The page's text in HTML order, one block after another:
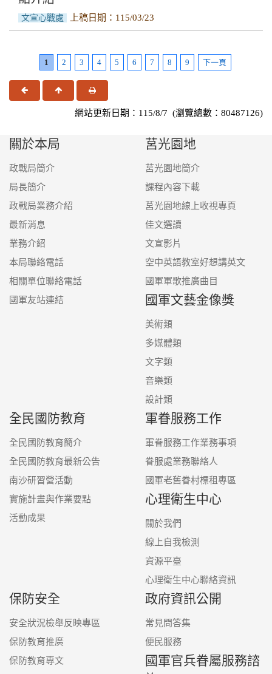
文宣心戰處 上稿日期：115/03/23
1 2 3 4 5 6 7 8 9 下一頁
上一頁 回頂端 友善列印
網站更新日期：115/8/7 (瀏覽總數：80487126)
關於本局
政戰局簡介
局長簡介
政戰局業務介紹
最新消息
業務介紹
本局聯絡電話
相關單位聯絡電話
國軍友站連結
莒光園地
莒光園地簡介
課程內容下載
莒光園地線上收視專頁
佳文選讀
文宣影片
空中英語教室好想講英文
國軍軍歌推廣曲目
國軍文藝金像獎
美術類
多媒體類
文字類
音樂類
設計類
全民國防教育
全民國防教育簡介
全民國防教育最新公告
南沙研習營活動
實施計畫與作業要點
活動成果
軍眷服務工作
軍眷服務工作業務事項
眷服處業務聯絡人
國軍老舊眷村標租專區
心理衛生中心
關於我們
線上自我檢測
資源平臺
心理衛生中心聯絡資訊
保防安全
安全狀況檢舉反映專區
保防教育推廣
保防教育專文
政府資訊公開
常見問答集
便民服務
國軍官兵眷屬服務諮